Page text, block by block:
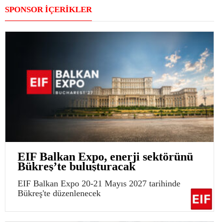
SPONSOR İÇERİKLER
EIF Balkan Expo, enerji sektörünü
Bükreş’te buluşturacak
EIF Balkan Expo 20-21 Mayıs 2027 tarihinde
Bükreş'te düzenlenecek